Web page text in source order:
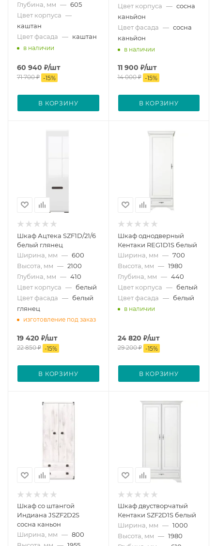
Глубина, мм — 605
Цвет корпуса —
каштан
Цвет фасада — каштан
в наличии
60 940 ₽/шт
71 700₽ -15%
В КОРЗИНУ
Цвет корпуса — сосна
каньйон
Цвет фасада — сосна
каньйон
в наличии
11 900 ₽/шт
14 000₽ -15%
В КОРЗИНУ
Шкаф Ацтека SZF1D/21/6
белый глянец
Ширина, мм — 600
Высота, мм — 2100
Глубина, мм — 410
Цвет корпуса — белый
Цвет фасада — белый
глянец
изготовление под заказ
19 420 ₽/шт
22 850₽ -15%
В КОРЗИНУ
Шкаф однодверный
Кентаки REG1D1S белый
Ширина, мм — 700
Высота, мм — 1980
Глубина, мм — 440
Цвет корпуса — белый
Цвет фасада — белый
в наличии
24 820 ₽/шт
29 200₽ -15%
В КОРЗИНУ
Шкаф со штангой
Индиана JSZF2D2S
сосна каньон
Ширина, мм — 800
Шкаф двустворчатый
Кентаки SZF2D1S белый
Ширина, мм — 1000
Высота, мм — 1980